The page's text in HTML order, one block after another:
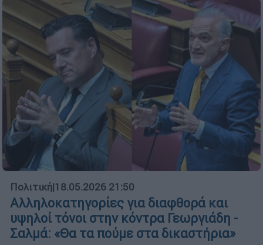
Πολιτική|18.05.2026 21:50
Αλληλοκατηγορίες για διαφθορά και
υψηλοί τόνοι στην κόντρα Γεωργιάδη -
Σαλμά: «Θα τα πούμε στα δικαστήρια»